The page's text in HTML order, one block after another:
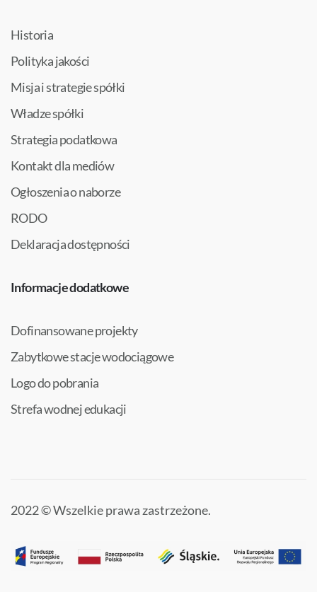
Historia
Polityka jakości
Misja i strategie spółki
Władze spółki
Strategia podatkowa
Kontakt dla mediów
Ogłoszenia o naborze
RODO
Deklaracja dostępności
Informacje dodatkowe
Dofinansowane projekty
Zabytkowe stacje wodociągowe
Logo do pobrania
Strefa wodnej edukacji
2022 © Wszelkie prawa zastrzeżone.